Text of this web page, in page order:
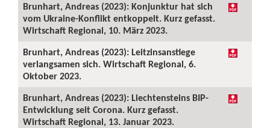
Brunhart, Andreas (2023): Konjunktur hat sich
vom Ukraine-Konflikt entkoppelt. Kurz gefasst.
Wirtschaft Regional, 10. März 2023.
Brunhart, Andreas (2023): Leitzinsanstiege
verlangsamen sich. Wirtschaft Regional, 6.
Oktober 2023.
Brunhart, Andreas (2023): Liechtensteins BIP-
Entwicklung seit Corona. Kurz gefasst.
Wirtschaft Regional, 13. Januar 2023.